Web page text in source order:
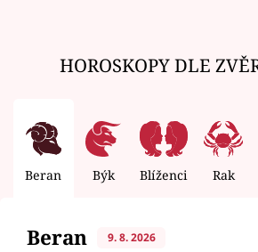
HOROSKOPY DLE
Beran Býk Blíženci Rak
Beran 9. 8. 2026